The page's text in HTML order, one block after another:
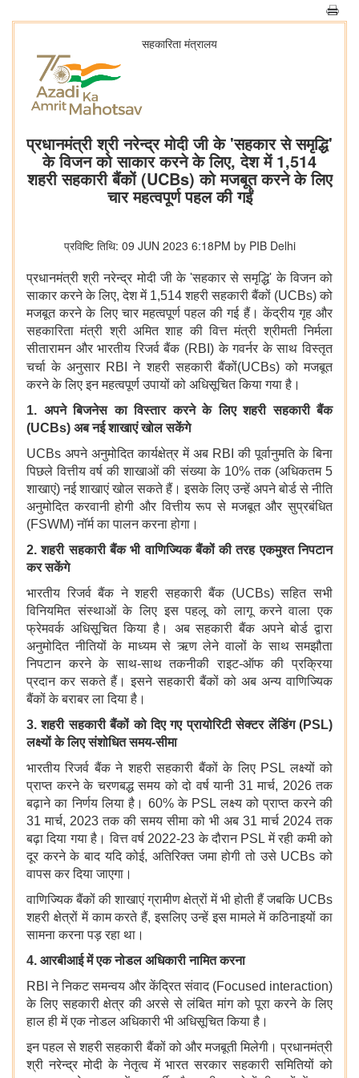
सहकारिता मंत्रालय
प्रधानमंत्री श्री नरेन्द्र मोदी जी के 'सहकार से समृद्धि'
के विजन को साकार करने के लिए, देश में 1,514
शहरी सहकारी बैंकों (UCBs) को मजबूत करने के लिए
चार महत्वपूर्ण पहल की गईं
प्रविष्टि तिथि: 09 JUN 2023 6:18PM by PIB Delhi
प्रधानमंत्री श्री नरेन्द्र मोदी जी के 'सहकार से समृद्धि' के विजन को
साकार करने के लिए, देश में 1,514 शहरी सहकारी बैंकों (UCBs) को
मजबूत करने के लिए चार महत्वपूर्ण पहल की गई हैं। केंद्रीय गृह और
सहकारिता मंत्री श्री अमित शाह की वित्त मंत्री श्रीमती निर्मला
सीतारामन और भारतीय रिजर्व बैंक (RBI) के गवर्नर के साथ विस्तृत
चर्चा के अनुसार RBI
ने शहरी सहकारी बैंकों(UCBs) को मजबूत
करने के लिए इन महत्वपूर्ण उपायों को अधिसूचित किया गया है।
1. अपने बिजनेस का विस्तार करने के लिए शहरी सहकारी बैंक
(UCBs) अब नई शाखाएं खोल सकेंगे
UCBs अपने अनुमोदित कार्यक्षेत्र में अब RBI की पूर्वानुमति के बिना
पिछले वित्तीय वर्ष की शाखाओं की संख्या के 10% तक (अधिकतम 5
शाखाएं) नई शाखाएं खोल सकते हैं। इसके लिए उन्हें अपने बोर्ड से नीति
अनुमोदित करवानी होगी और वित्तीय रूप से मजबूत और सुप्रबंधित
(FSWM) नॉर्म का पालन करना होगा।
2.शहरी सहकारी बैंक भी वाणिज्यिक बैंकों की तरह एकमुश्त निपटान
कर सकेंगे
भारतीय रिजर्व बैंक ने शहरी सहकारी बैंक (UCBs) सहित सभी
विनियमित संस्थाओं के लिए इस पहलू को लागू करने वाला एक
फ्रेमवर्क अधिसूचित किया है। अब सहकारी बैंक अपने बोर्ड द्वारा
अनुमोदित नीतियों के माध्यम से ऋण लेने वालों के साथ समझौता
निपटान करने के साथ-साथ तकनीकी राइट-ऑफ की प्रक्रिया
प्रदान कर सकते हैं। इसने सहकारी बैंकों को अब अन्य वाणिज्यिक
बैंकों के बराबर ला दिया है।
3. शहरी सहकारी बैंकों को दिए गए प्रायोरिटी सेक्टर लेंडिंग (PSL)
लक्ष्यों के लिए संशोधित समय-सीमा
भारतीय रिजर्व बैंक ने शहरी सहकारी बैंकों के लिए PSL लक्ष्यों को
प्राप्त करने के चरणबद्ध समय को दो वर्ष यानी 31 मार्च, 2026 तक
बढ़ाने का निर्णय लिया है। 60% के PSL लक्ष्य को प्राप्त करने की
31 मार्च, 2023 तक की समय सीमा को भी अब 31 मार्च 2024 तक
बढ़ा दिया गया है। वित्त वर्ष 2022-23 के दौरान PSL में रही कमी को
दूर करने के बाद यदि कोई, अतिरिक्त जमा होगी तो उसे UCBs को
वापस कर दिया जाएगा।
वाणिज्यिक बैंकों की शाखाएं ग्रामीण क्षेत्रों में भी होती हैं जबकि UCBs
शहरी क्षेत्रों में काम करते हैं, इसलिए उन्हें इस मामले में कठिनाइयों का
सामना करना पड़ रहा था।
4. आरबीआई में एक नोडल अधिकारी नामित करना
RBI ने निकट समन्वय और केंद्रित संवाद (Focused interaction)
के लिए सहकारी क्षेत्र की अरसे से लंबित मांग को पूरा करने के लिए
हाल ही में एक नोडल अधिकारी भी अधिसूचित किया है।
इन पहल से शहरी सहकारी बैंकों को और मजबूती मिलेगी। प्रधानमंत्री
श्री नरेन्द्र मोदी के नेतृत्‍व में भारत सरकार सहकारी समितियों को